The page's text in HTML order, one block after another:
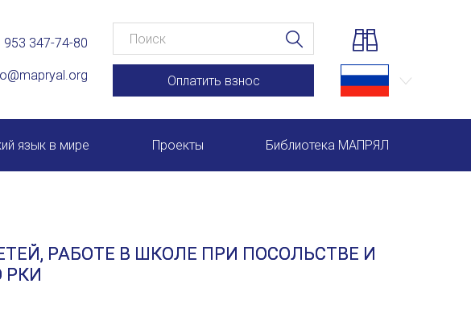
953 347-74-80
Оплатить взнос
язык в мире Проекты
Международный форум TERRA RUSISTICA в Рио-де-
Библиотека МАПРЯЛ
РАБОТЕ В ШКОЛЕ ПРИ ПОСОЛЬСТВЕ И
РКИ